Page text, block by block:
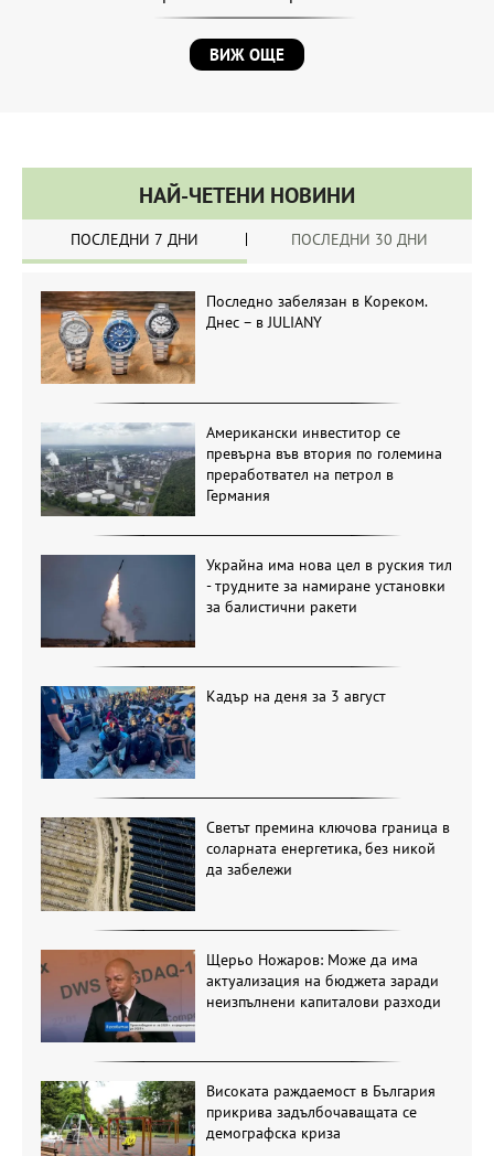
ВИЖ ОЩЕ
НАЙ-ЧЕТЕНИ НОВИНИ
ПОСЛЕДНИ 7 ДНИ ПОСЛЕДНИ 30 ДНИ
Последно забелязан в Кореком.
Днес – в JULIANY
Американски инвеститор се
превърна във втория по големина
преработвател на петрол в
Германия
Украйна има нова цел в руския тил
- трудните за намиране установки
за балистични ракети
Кадър на деня за 3 август
Светът премина ключова граница в
соларната енергетика, без никой
да забележи
Щерьо Ножаров: Може да има
актуализация на бюджета заради
неизпълнени капиталови разходи
Високата раждаемост в България
прикрива задълбочаващата се
демографска криза